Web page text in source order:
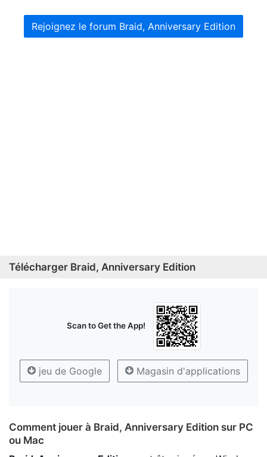
Rejoignez le forum Braid, Anniversary Edition
Télécharger Braid, Anniversary Edition
Scan to Get the App!
jeu de Google Magasin d'applications
Comment jouer à Braid, Anniversary Edition sur PC
ou Mac